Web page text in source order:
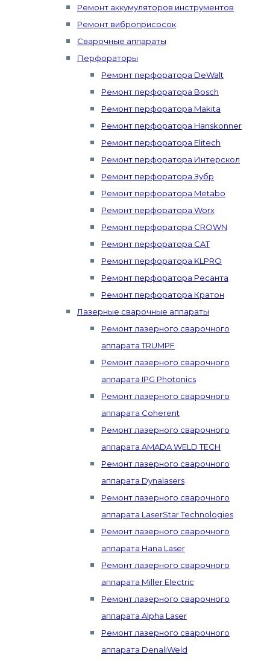
Ремонт аккумуляторов инструментов
Ремонт виброприсосок
Сварочные аппараты
Перфораторы
Ремонт перфоратора DeWalt
Ремонт перфоратора Bosch
Ремонт перфоратора Makita
Ремонт перфоратора Hanskonner
Ремонт перфоратора Elitech
Ремонт перфоратора Интерскол
Ремонт перфоратора Зубр
Ремонт перфоратора Metabo
Ремонт перфоратора Worx
Ремонт перфоратора CROWN
Ремонт перфоратора CAT
Ремонт перфоратора KLPRO
Ремонт перфоратора Ресанта
Ремонт перфоратора Кратон
Лазерные сварочные аппараты
Ремонт лазерного сварочного
аппарата TRUMPF
Ремонт лазерного сварочного
аппарата IPG Photonics
Ремонт лазерного сварочного
аппарата Coherent
Ремонт лазерного сварочного
аппарата AMADA WELD TECH
Ремонт лазерного сварочного
аппарата Dynalasers
Ремонт лазерного сварочного
аппарата LaserStar Technologies
Ремонт лазерного сварочного
аппарата Hana Laser
Ремонт лазерного сварочного
аппарата Miller Electric
Ремонт лазерного сварочного
аппарата Alpha Laser
Ремонт лазерного сварочного
аппарата DenaliWeld